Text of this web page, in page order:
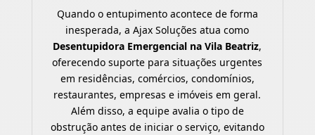
Quando o entupimento acontece de forma
inesperada, a Ajax Soluções atua como
Desentupidora Emergencial na Vila Beatriz,
oferecendo suporte para situações urgentes
em residências, comércios, condomínios,
restaurantes, empresas e imóveis em geral.
Além disso, a equipe avalia o tipo de
obstrução antes de iniciar o serviço, evitando